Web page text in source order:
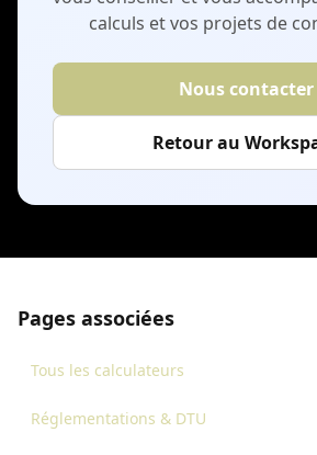
calculs et vos projets de
Nous contacter
Retour au
Pages associées
Tous les calculateurs
Réglementations & DTU